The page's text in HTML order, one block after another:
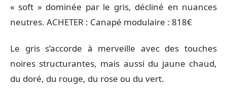
« soft » dominée par le gris, décliné en nuances
neutres. ACHETER : Canapé modulaire : 818€
Le gris s’accorde à merveille avec des touches
noires structurantes, mais aussi du jaune chaud,
du doré, du rouge, du rose ou du vert.